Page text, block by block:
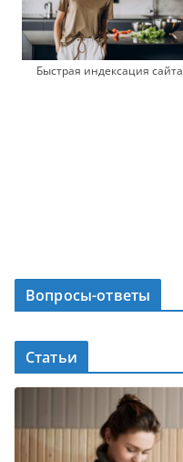
Быстрая индексация сайта
Вопросы-ответы
Статьи